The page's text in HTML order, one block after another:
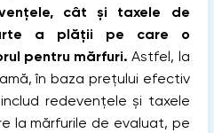
cât și taxele de
a plății pe care o
pentru mărfuri. Astfel, la
în baza prețului efectiv
redevențele și taxele
la mărfurile de evaluat, pe